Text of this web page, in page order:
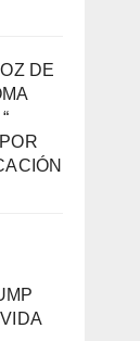
DE